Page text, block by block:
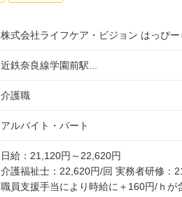
株式会社ライフケア・ビジョン はっぴ
近鉄奈良線学園前駅...
介護職
アルバイト・パート
日給：21,120円～22,620円
介護福祉士：22,620円/回 実務者研修
職員支援手当により時給に＋160円/ｈが